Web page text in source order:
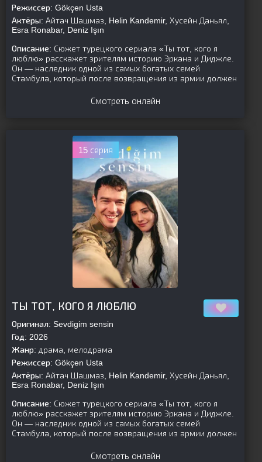
Режиссер: Gökçen Usta
Актёры: Айтач Шашмаз, Helin Kandemir, Хусейн Даньял,
Esra Ronabar, Deniz Işın
Описание: Сюжет турецкого сериала «Ты тот, кого я
люблю» расскажет зрителям историю Эркана и Диджле.
Он — наследник одной из самых богатых семей
Стамбула, который после возвращения из армии должен
Смотреть онлайн
15 серия
ТЫ ТОТ, КОГО Я ЛЮБЛЮ
Оригинал: Sevdigim sensin
Год: 2026
Жанр: драма, мелодрама
Режиссер: Gökçen Usta
Актёры: Айтач Шашмаз, Helin Kandemir, Хусейн Даньял,
Esra Ronabar, Deniz Işın
Описание: Сюжет турецкого сериала «Ты тот, кого я
люблю» расскажет зрителям историю Эркана и Диджле.
Он — наследник одной из самых богатых семей
Стамбула, который после возвращения из армии должен
Смотреть онлайн